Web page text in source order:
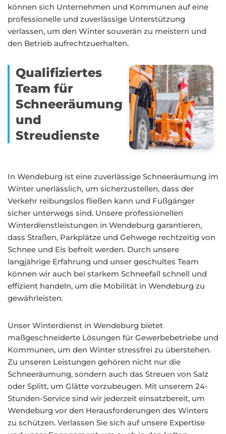
können sich Unternehmen und Kommunen auf eine
professionelle und zuverlässige Unterstützung
verlassen, um den Winter souverän zu meistern und
den Betrieb aufrechtzuerhalten.
Qualifiziertes
Team für
Schneeräumung
und
Streudienste
In Wendeburg ist eine zuverlässige Schneeräumung im
Winter unerlässlich, um sicherzustellen, dass der
Verkehr reibungslos fließen kann und Fußgänger
sicher unterwegs sind. Unsere professionellen
Winterdienstleistungen in Wendeburg garantieren,
dass Straßen, Parkplätze und Gehwege rechtzeitig von
Schnee und Eis befreit werden. Durch unsere
langjährige Erfahrung und unser geschultes Team
können wir auch bei starkem Schneefall schnell und
effizient handeln, um die Mobilität in Wendeburg zu
gewährleisten.
Unser Winterdienst in Wendeburg bietet
maßgeschneiderte Lösungen für Gewerbebetriebe und
Kommunen, um den Winter stressfrei zu überstehen.
Zu unseren Leistungen gehören nicht nur die
Schneeräumung, sondern auch das Streuen von Salz
oder Splitt, um Glätte vorzubeugen. Mit unserem 24-
Stunden-Service sind wir jederzeit einsatzbereit, um
Wendeburg vor den Herausforderungen des Winters
zu schützen. Verlassen Sie sich auf unsere Expertise